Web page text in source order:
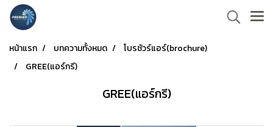
หน้าแรก บทความทั้งหมด
โบรชัวร์แอร์(brochure)
GREE(แอร์กรี)
GREE(แอร์กรี)